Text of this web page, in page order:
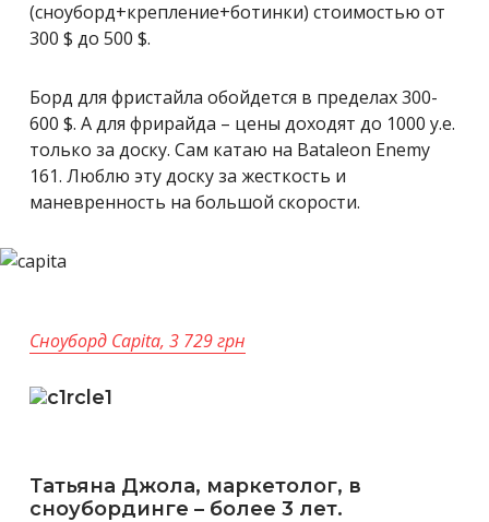
(сноуборд+крепление+ботинки) стоимостью от
300 $ до 500 $.
Борд для фристайла обойдется в пределах 300-
600 $. А для фрирайда – цены доходят до 1000 у.е.
только за доску. Сам катаю на Bataleon Enemy
161. Люблю эту доску за жесткость и
маневренность на большой скорости.
Сноуборд Capita, 3 729 грн
Татьяна Джола, маркетолог, в
сноубординге – более 3 лет.